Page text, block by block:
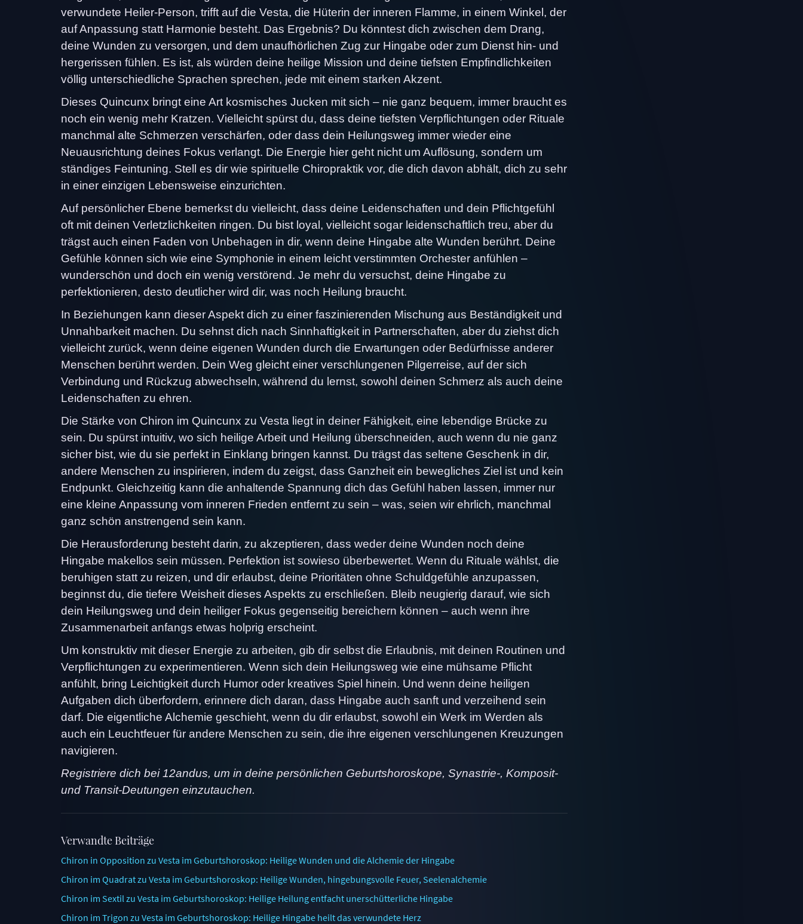
verwundete Heiler-Person, trifft auf die Vesta, die Hüterin der inneren Flamme, in einem Winkel, der
auf Anpassung statt Harmonie besteht. Das Ergebnis? Du könntest dich zwischen dem Drang,
deine Wunden zu versorgen, und dem unaufhörlichen Zug zur Hingabe oder zum Dienst hin- und
hergerissen fühlen. Es ist, als würden deine heilige Mission und deine tiefsten Empfindlichkeiten
völlig unterschiedliche Sprachen sprechen, jede mit einem starken Akzent.
Dieses Quincunx bringt eine Art kosmisches Jucken mit sich – nie ganz bequem, immer braucht es
noch ein wenig mehr Kratzen. Vielleicht spürst du, dass deine tiefsten Verpflichtungen oder Rituale
manchmal alte Schmerzen verschärfen, oder dass dein Heilungsweg immer wieder eine
Neuausrichtung deines Fokus verlangt. Die Energie hier geht nicht um Auflösung, sondern um
ständiges Feintuning. Stell es dir wie spirituelle Chiropraktik vor, die dich davon abhält, dich zu sehr
in einer einzigen Lebensweise einzurichten.
Auf persönlicher Ebene bemerkst du vielleicht, dass deine Leidenschaften und dein Pflichtgefühl
oft mit deinen Verletzlichkeiten ringen. Du bist loyal, vielleicht sogar leidenschaftlich treu, aber du
trägst auch einen Faden von Unbehagen in dir, wenn deine Hingabe alte Wunden berührt. Deine
Gefühle können sich wie eine Symphonie in einem leicht verstimmten Orchester anfühlen –
wunderschön und doch ein wenig verstörend. Je mehr du versuchst, deine Hingabe zu
perfektionieren, desto deutlicher wird dir, was noch Heilung braucht.
In Beziehungen kann dieser Aspekt dich zu einer faszinierenden Mischung aus Beständigkeit und
Unnahbarkeit machen. Du sehnst dich nach Sinnhaftigkeit in Partnerschaften, aber du ziehst dich
vielleicht zurück, wenn deine eigenen Wunden durch die Erwartungen oder Bedürfnisse anderer
Menschen berührt werden. Dein Weg gleicht einer verschlungenen Pilgerreise, auf der sich
Verbindung und Rückzug abwechseln, während du lernst, sowohl deinen Schmerz als auch deine
Leidenschaften zu ehren.
Die Stärke von Chiron im Quincunx zu Vesta liegt in deiner Fähigkeit, eine lebendige Brücke zu
sein. Du spürst intuitiv, wo sich heilige Arbeit und Heilung überschneiden, auch wenn du nie ganz
sicher bist, wie du sie perfekt in Einklang bringen kannst. Du trägst das seltene Geschenk in dir,
andere Menschen zu inspirieren, indem du zeigst, dass Ganzheit ein bewegliches Ziel ist und kein
Endpunkt. Gleichzeitig kann die anhaltende Spannung dich das Gefühl haben lassen, immer nur
eine kleine Anpassung vom inneren Frieden entfernt zu sein – was, seien wir ehrlich, manchmal
ganz schön anstrengend sein kann.
Die Herausforderung besteht darin, zu akzeptieren, dass weder deine Wunden noch deine
Hingabe makellos sein müssen. Perfektion ist sowieso überbewertet. Wenn du Rituale wählst, die
beruhigen statt zu reizen, und dir erlaubst, deine Prioritäten ohne Schuldgefühle anzupassen,
beginnst du, die tiefere Weisheit dieses Aspekts zu erschließen. Bleib neugierig darauf, wie sich
dein Heilungsweg und dein heiliger Fokus gegenseitig bereichern können – auch wenn ihre
Zusammenarbeit anfangs etwas holprig erscheint.
Um konstruktiv mit dieser Energie zu arbeiten, gib dir selbst die Erlaubnis, mit deinen Routinen und
Verpflichtungen zu experimentieren. Wenn sich dein Heilungsweg wie eine mühsame Pflicht
anfühlt, bring Leichtigkeit durch Humor oder kreatives Spiel hinein. Und wenn deine heiligen
Aufgaben dich überfordern, erinnere dich daran, dass Hingabe auch sanft und verzeihend sein
darf. Die eigentliche Alchemie geschieht, wenn du dir erlaubst, sowohl ein Werk im Werden als
auch ein Leuchtfeuer für andere Menschen zu sein, die ihre eigenen verschlungenen Kreuzungen
navigieren.
Registriere dich bei 12andus, um in deine persönlichen Geburtshoroskope, Synastrie-, Komposit-
und Transit-Deutungen einzutauchen.
Verwandte Beiträge
Chiron in Opposition zu Vesta im Geburtshoroskop: Heilige Wunden und die Alchemie der Hingabe
Chiron im Quadrat zu Vesta im Geburtshoroskop: Heilige Wunden, hingebungsvolle Feuer, Seelenalchemie
Chiron im Sextil zu Vesta im Geburtshoroskop: Heilige Heilung entfacht unerschütterliche Hingabe
Chiron im Trigon zu Vesta im Geburtshoroskop: Heilige Hingabe heilt das verwundete Herz